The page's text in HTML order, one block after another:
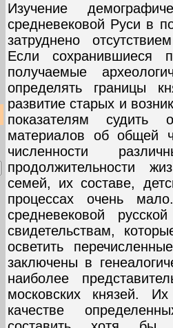
Изучение
средневековой Руси в
затруднено
Если сохранившиеся
получаемые
определять границы
развитие старых и
показателям
материалов об общей
численности
продолжительности
семей, их составе,
процессах очень
средневековой
свидетельствам,
осветить
заключены в
наиболее
московских князей.
качестве